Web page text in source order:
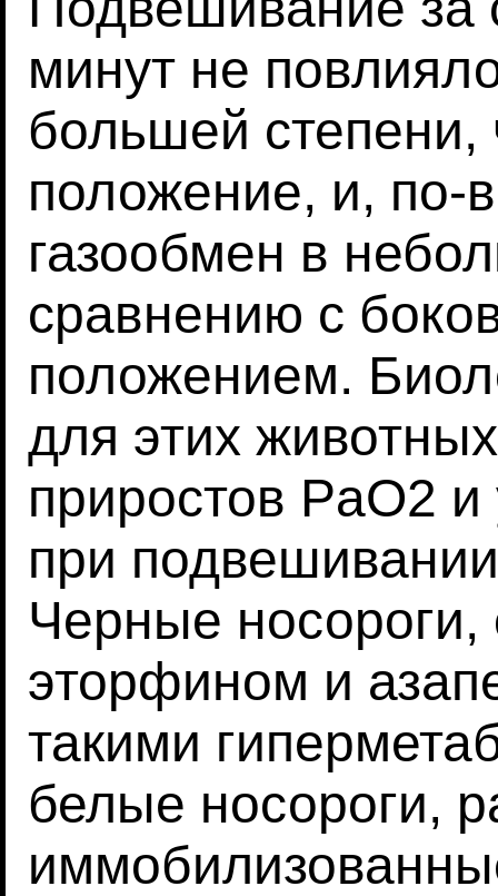
минут не
большей
положение, и, по-
газообмен в
сравнению с
положением.
для этих
приростов PaO2
при
Черные
эторфином и
такими
белые носороги,